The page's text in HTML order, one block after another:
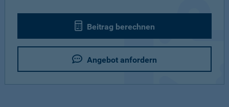
Beitrag berechnen
Angebot anfordern